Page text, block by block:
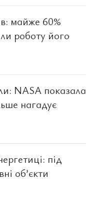
майже 60%
роботу його
NASA показала
нагадує
під
об’єкти